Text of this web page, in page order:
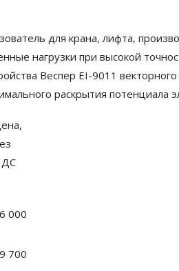
для крана, лифта,
нагрузки при высокой
Веспер EI-9011
раскрытия потенциала
000
700